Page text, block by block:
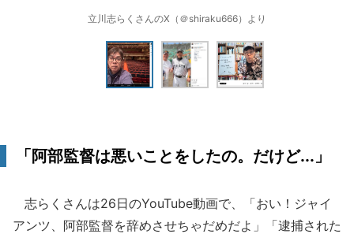
立川志らくさんのX（＠shiraku666）より
「阿部監督は悪いことをしたの。だけど...」
志らくさんは26日のYouTube動画で、「おい！ジャイ
アンツ、阿部監督を辞めさせちゃだめだよ」「逮捕された